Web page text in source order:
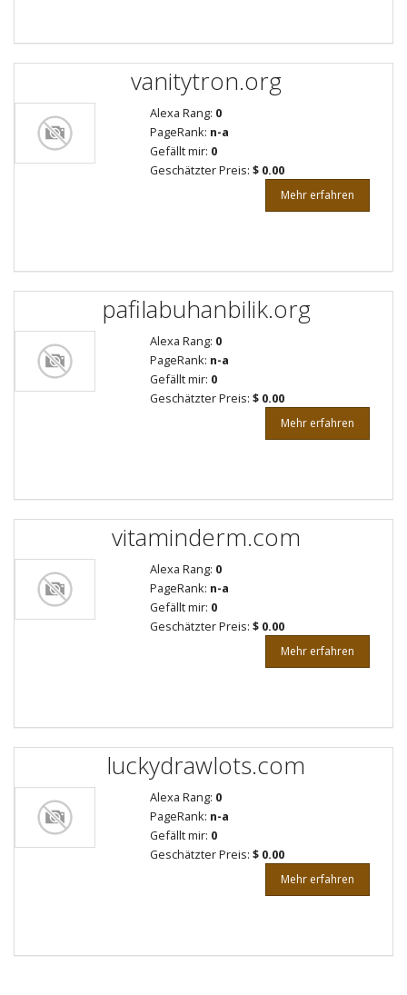
vanitytron.org
Alexa Rang: 0
PageRank: n-a
Gefällt mir: 0
Geschätzter Preis: $ 0.00
Mehr erfahren
pafilabuhanbilik.org
Alexa Rang: 0
PageRank: n-a
Gefällt mir: 0
Geschätzter Preis: $ 0.00
Mehr erfahren
vitaminderm.com
Alexa Rang: 0
PageRank: n-a
Gefällt mir: 0
Geschätzter Preis: $ 0.00
Mehr erfahren
luckydrawlots.com
Alexa Rang: 0
PageRank: n-a
Gefällt mir: 0
Geschätzter Preis: $ 0.00
Mehr erfahren